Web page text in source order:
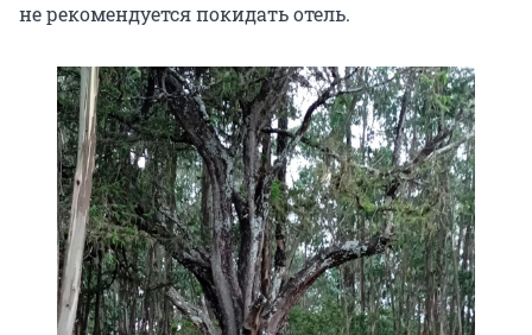
не рекомендуется покидать отель.